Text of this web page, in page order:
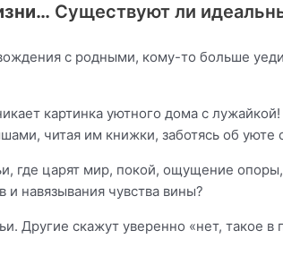
Существуют ли
с родными, кому-то больше
картинка уютного дома с
читая им книжки, заботясь об уюте
где царят мир, покой, ощущение
и навязывания чувства вины?
Другие скажут уверенно «нет, такое